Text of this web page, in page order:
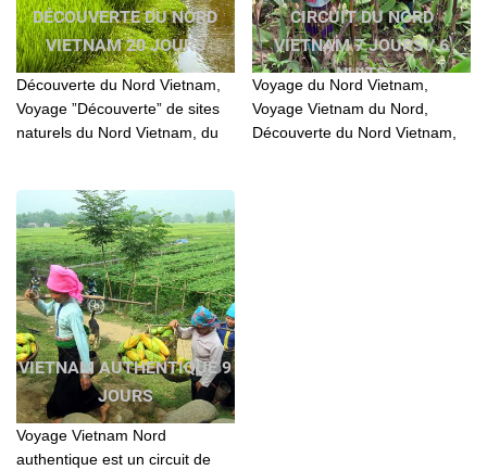
DÉCOUVERTE DU NORD
VIETNAM 20 JOURS
Découverte du Nord Vietnam,
Voyage ”Découverte” de sites
naturels du Nord Vietnam, du
calcaires de Ha Giang
CIRCUIT DU NORD
VIETNAM 7 JOURS / 6
NUITS
Voyage du Nord Vietnam,
Voyage Vietnam du Nord,
Découverte du Nord Vietnam,
VIETNAM AUTHENTIQUE 9
JOURS
Voyage Vietnam Nord
authentique est un circuit de